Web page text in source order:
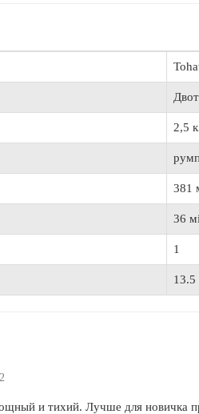
2,5
381
36
1
13.5
и тихий. Лучше для новичка